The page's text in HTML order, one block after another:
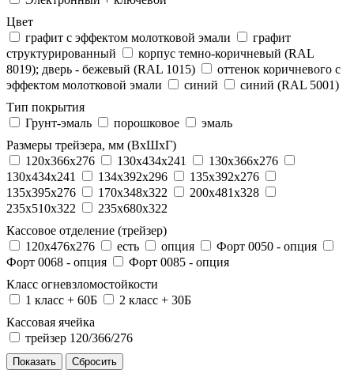
Цвет
графит с эффектом молотковой эмали
графит
структурированный
корпус темно-коричневый (RAL
8019); дверь - бежевый (RAL 1015)
оттенок коричневого с
эффектом молотковой эмали
синий
синий (RAL 5001)
Тип покрытия
Грунт-эмаль
порошковое
эмаль
Размеры трейзера, мм (ВхШхГ)
120x366x276
130x434x241
130х366х276
130х434х241
134x392x296
135x392x276
135x395x276
170x348x322
200x481x328
235x510x322
235x680x322
Кассовое отделение (трейзер)
120х476х276
есть опция
Форт 0050 - опция
Форт 0068 - опция
Форт 0085 - опция
Класс огневзломостойкости
1 класс + 60Б
2 класс + 30Б
Кассовая ячейка
трейзер 120/366/276